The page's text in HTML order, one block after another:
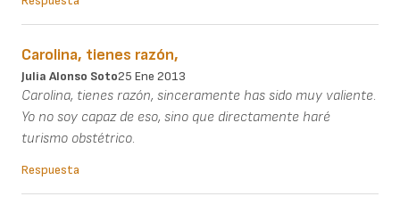
Carolina, tienes razón,
Julia Alonso Soto25 Ene 2013
Carolina, tienes razón, sinceramente has sido muy valiente.
Yo no soy capaz de eso, sino que directamente haré
turismo obstétrico.
Respuesta